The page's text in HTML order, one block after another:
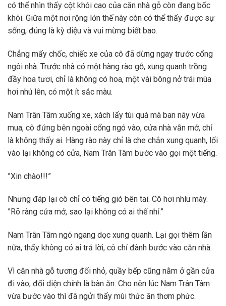
có thể nhìn thấy cột khói cao của căn nhà gỗ còn đang bốc
khói. Giữa một nơi rộng lớn thế này còn có thể thấy được sự
sống, đúng là kỳ diệu và vui mừng biết bao.
Chẳng mấy chốc, chiếc xe của cô đã dừng ngay trước cổng
ngôi nhà. Trước nhà có một hàng rào gỗ, xung quanh trồng
đầy hoa tươi, chỉ là không có hoa, một vài bông nở trái mùa
hơi nhú lên, có một ít sắc màu.
Nam Trân Tâm xuống xe, xách lấy túi quà mà ban nãy vừa
mua, cô đứng bên ngoài cổng ngó vào, cửa nhà vẫn mở, chỉ
là không thấy ai. Hàng rào này chỉ là che chắn xung quanh, lối
vào lại không có cửa, Nam Trân Tâm bước vào gọi một tiếng.
”Xin chào!!!”
Nhưng đáp lại cô chỉ có tiếng gió bên tai. Cô hơi nhíu mày.
”Rõ ràng cửa mở, sao lại không có ai thế nhỉ.”
Nam Trân Tâm ngó ngang dọc xung quanh. Lại gọi thêm lần
nữa, thấy không có ai trả lời, cô chỉ đành bước vào căn nhà.
Vì căn nhà gỗ tương đối nhỏ, quầy bếp cũng nằm ở gần cửa
đi vào, đối diện chính là bàn ăn. Cho nên lúc Nam Trân Tâm
vừa bước vào thì đã ngửi thấy mùi thức ăn thơm phức.